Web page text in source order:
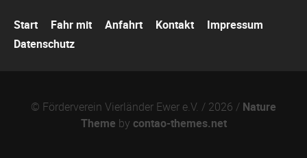
überspringen
Start Fahr mit Anfahrt Kontakt
Impressum
Datenschutz
© Förderverein Vierländer Ewer e.V. / 2026 / Nature
Theme by contao-themes.net